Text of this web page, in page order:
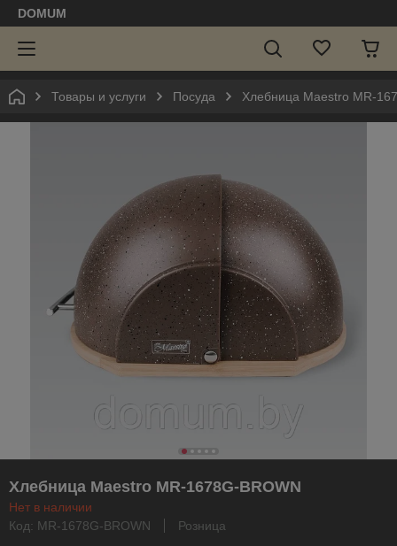
DOMUM
Товары и услуги Посуда Хлебница Maestro MR-
Хлебница Maestro MR-1678G-BROWN
Нет в наличии
Код: MR-1678G-BROWN
Розница